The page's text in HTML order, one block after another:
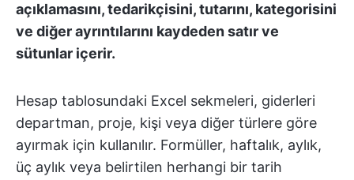
açıklamasını, tedarikçisini, tutarını, kategorisini
ve diğer ayrıntılarını kaydeden satır ve
sütunlar içerir.
Hesap tablosundaki Excel sekmeleri, giderleri
departman, proje, kişi veya diğer türlere göre
ayırmak için kullanılır. Formüller, haftalık, aylık,
üç aylık veya belirtilen herhangi bir tarih